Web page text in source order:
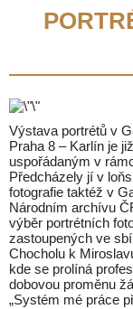
Výstava portrétů v
Praha 8 – Karlín je
uspořádaným v
Předcházely jí v
fotografie taktéž v
Národním archívu
výběr portrétních
zastoupených ve
Chocholu k
kde se prolíná
dobovou proměnu
„Systém mé práce